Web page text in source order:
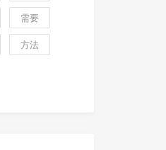
需要
方法